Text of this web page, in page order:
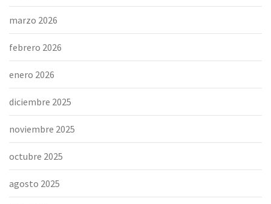
marzo 2026
febrero 2026
enero 2026
diciembre 2025
noviembre 2025
octubre 2025
agosto 2025